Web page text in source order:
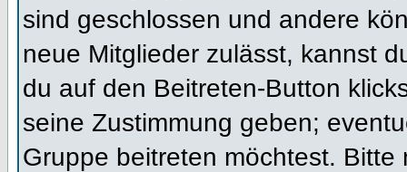
sind geschlossen und andere
neue Mitglieder zulässt, kannst
du auf den Beitreten-Button
seine Zustimmung geben;
Gruppe beitreten möchtest.